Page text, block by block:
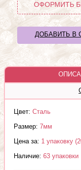
ОФОРМИТЬ
ДОБАВИТЬ В
Цвет: Сталь
Размер: 7мм
Цена за: 1 упаковку
Наличие: 63 упаковки